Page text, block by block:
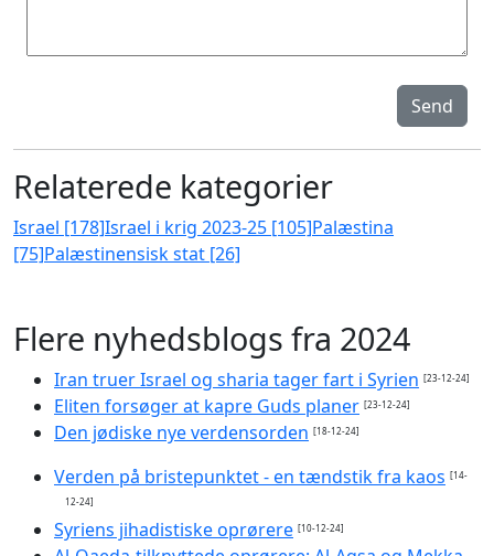
Send
Relaterede kategorier
Israel [178]Israel i krig 2023-25 [105]Palæstina
[75]Palæstinensisk stat [26]
Flere nyhedsblogs fra 2024
Iran truer Israel og sharia tager fart i Syrien [23-12-24]
Eliten forsøger at kapre Guds planer [23-12-24]
Den jødiske nye verdensorden [18-12-24]
Verden på bristepunktet - en tændstik fra kaos [14-
12-24]
Syriens jihadistiske oprørere [10-12-24]